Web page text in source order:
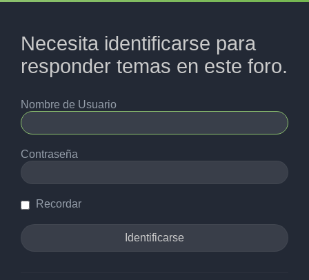
Necesita identificarse para
responder temas en este foro.
Nombre de Usuario
Contraseña
Recordar